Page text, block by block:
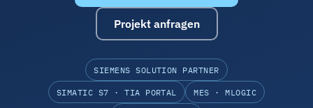
Projekt anfragen
SIEMENS SOLUTION PARTNER
SIMATIC S7 · TIA PORTAL MES · MLOGIC